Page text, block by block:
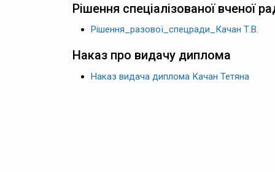
Рішення спеціалізованої вченої
Рішення_разової_спецради_Качан Т.В.
Наказ про видачу диплома
Наказ видача диплома Качан Тетяна